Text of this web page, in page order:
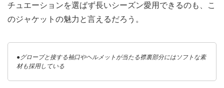
チュエーションを選ばず長いシーズン愛用できるのも、こ
のジャケットの魅力と言えるだろう。
●グローブと接する袖口やヘルメットが当たる襟裏部分にはソフトな素
材も採用している